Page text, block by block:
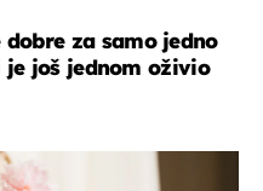
dobre za samo jedno
još jednom oživio